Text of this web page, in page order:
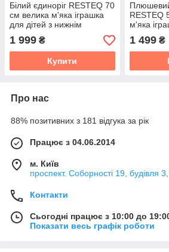
Білий єдиноріг RESTEQ 70
см велика м'яка іграшка
для дітей з нижнім
плюшевим покриттям
1 999 ₴
Купити
RESTEQ
м'яка
подушка-
іграшка-
1 499₴
Про нас
88% позитивних з 181 відгука за рік
Працює з 04.06.2014
м. Київ
проспект. Соборності 19, будівля
Контакти
Сьогодні працює з 10:00 до
Показати весь графік роботи